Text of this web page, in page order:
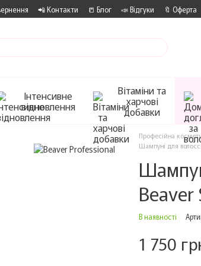
📲 Контакти 📒 Блог 📣 Відгуки 🔖 Оферта
Інтенсивне
відновлення
Вітаміни та
харчові
добавки
Професійна
Шампуні для
В наявності
1 750